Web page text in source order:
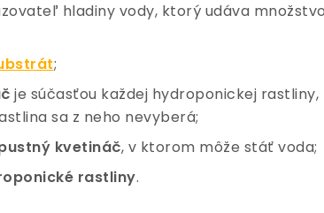
hladiny vody, ktorý udáva množstvo
;
je súčasťou každej hydroponickej
sa z neho nevyberá;
kvetináč, v ktorom môže stáť voda;
rastliny.